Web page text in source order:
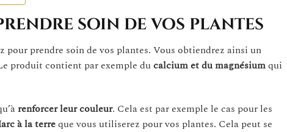
soin de vos plantes
pour prendre soin de vos plantes. Vous obtiendrez ainsi un
produit contient par exemple ducalcium et du magnésiumqui
renforcer leur couleur. Cela est par exemple le cas pour les
à la terreque vous utiliserez pour vos plantes. Cela peut se